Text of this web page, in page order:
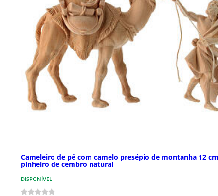
Cameleiro de pé com camelo presépio de montanha 12
pinheiro de cembro natural
DISPONÍVEL